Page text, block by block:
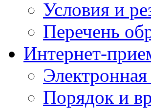
Условия и
Перечень
Интернет-
Порядок и